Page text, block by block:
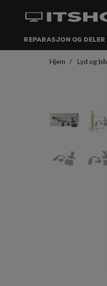
REPARASJON OG DELER
Hjem Lyd og